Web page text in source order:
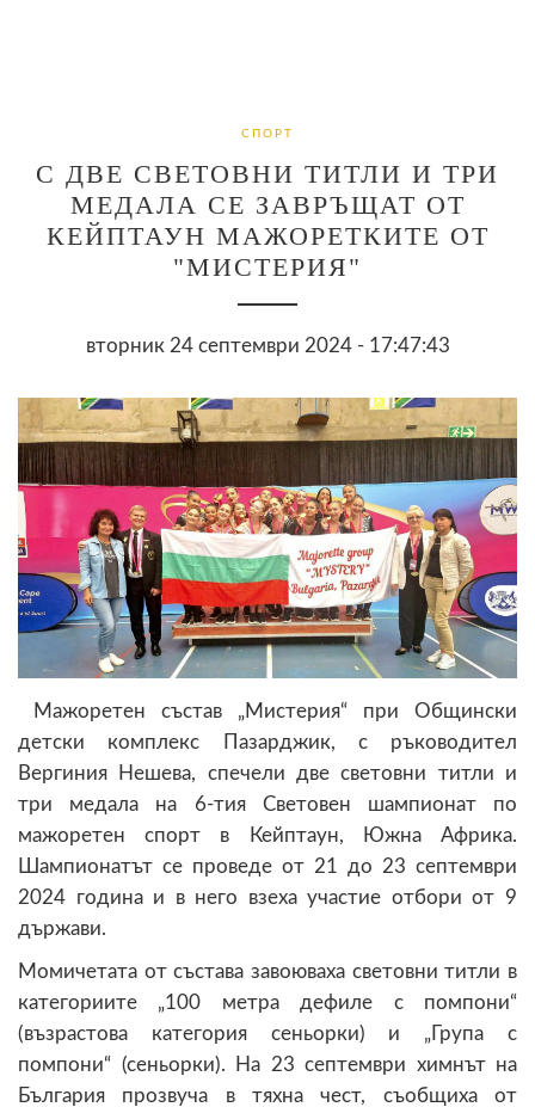
СПОРТ
С ДВЕ СВЕТОВНИ ТИТЛИ И ТРИ
МЕДАЛА СЕ ЗАВРЪЩАТ ОТ
КЕЙПТАУН МАЖОРЕТКИТЕ ОТ
"МИСТЕРИЯ"
вторник 24 септември 2024 - 17:47:43
Мажоретен състав „Мистерия“ при Общински
детски комплекс Пазарджик, с ръководител
Вергиния Нешева, спечели две световни титли и
три медала на 6-тия Световен шампионат по
мажоретен спорт в Кейптаун, Южна Африка.
Шампионатът се проведе от 21 до 23 септември
2024 година и в него взеха участие отбори от 9
държави.
Момичетата от състава завоюваха световни титли в
категориите „100 метра дефиле с помпони“
(възрастова категория сеньорки) и „Група с
помпони“ (сеньорки). На 23 септември химнът на
България прозвуча в тяхна чест, съобщиха от